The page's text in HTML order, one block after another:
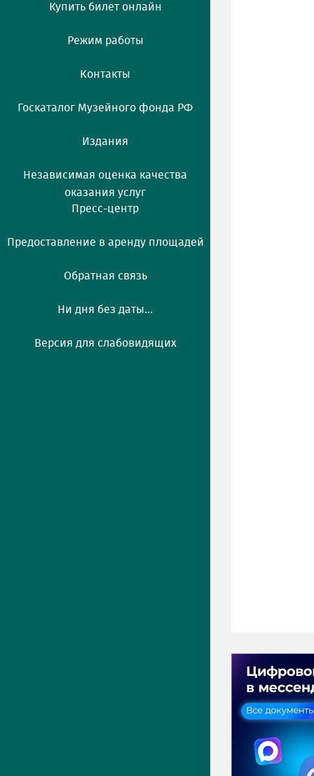
Купить билет онлайн
Режим работы
Контакты
Госкаталог Музейного фонда РФ
Издания
Независимая оценка качества
оказания услуг
Пресс-центр
Предоставление в аренду площадей
Обратная связь
Ни дня без даты...
Версия для слабовидящих